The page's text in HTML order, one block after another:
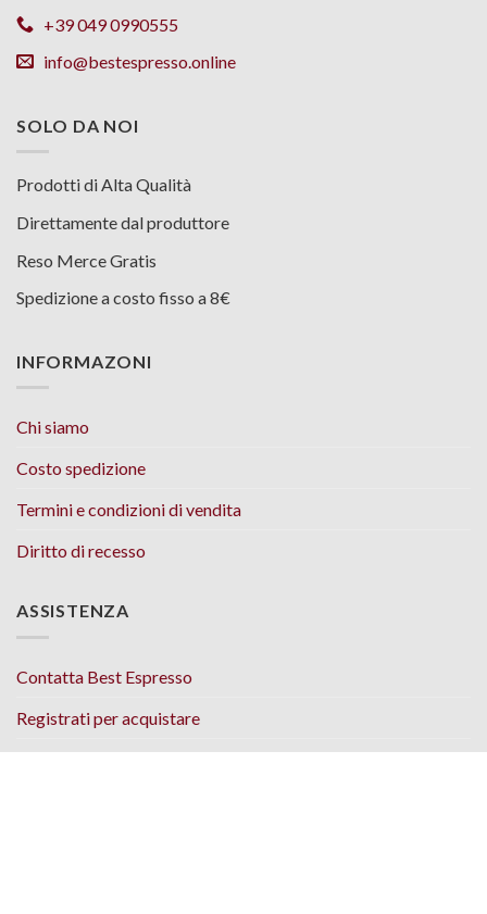
+39 049 0990555
info@bestespresso.online
SOLO DA NOI
Prodotti di Alta Qualità
Direttamente dal produttore
Reso Merce Gratis
Spedizione a costo fisso a 8€
INFORMAZONI
Chi siamo
Costo spedizione
Termini e condizioni di vendita
Diritto di recesso
ASSISTENZA
Contatta Best Espresso
Registrati per acquistare
Accedi allo Shop Online